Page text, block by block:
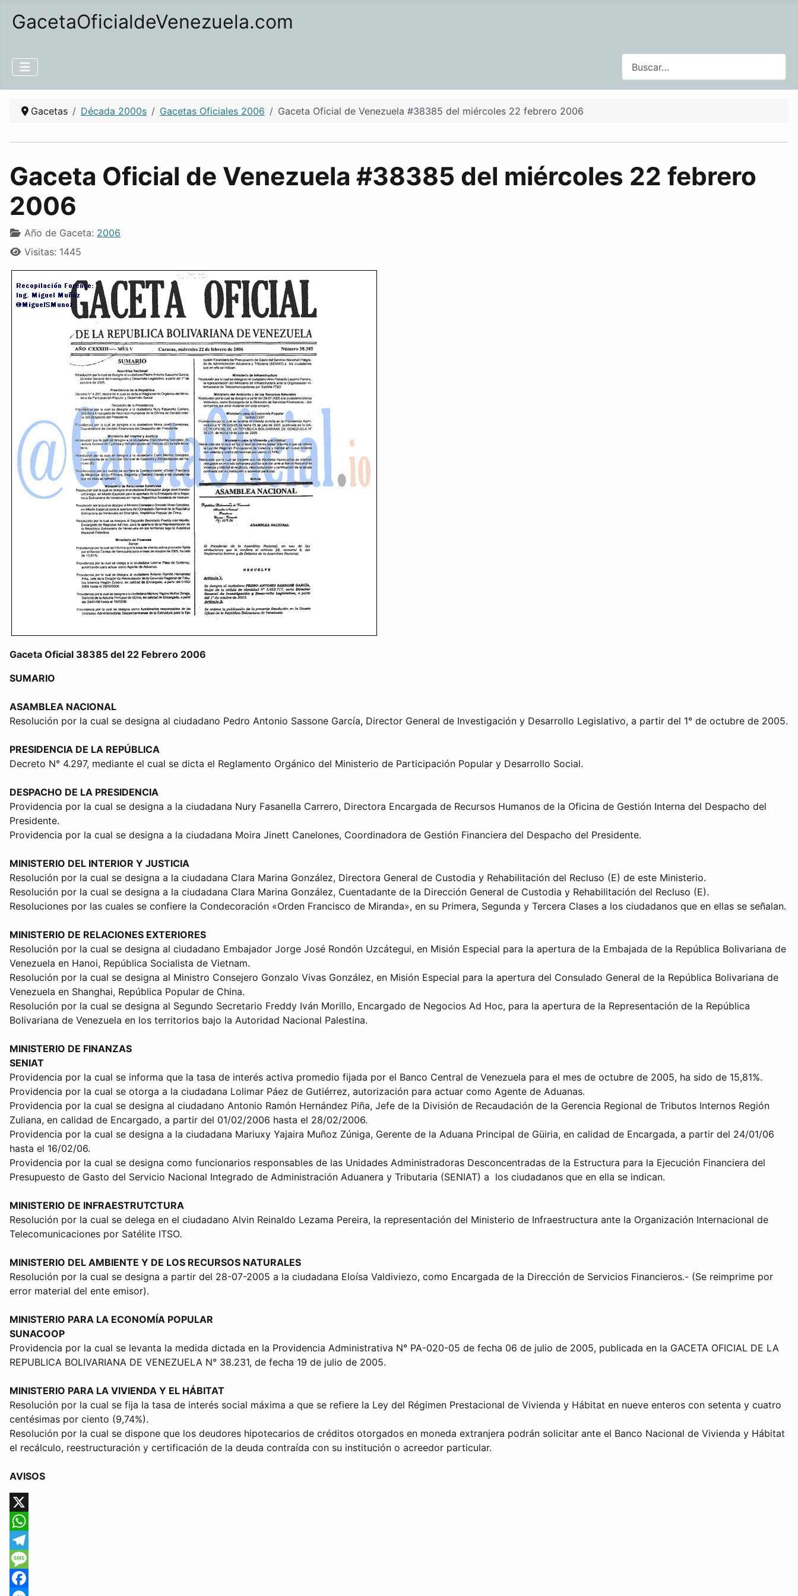
GacetaOficialdeVenezuela.com
Gacetas Década 2000s Gacetas Oficiales 2006 Gaceta Oficial de Venezuela #38385 del miércoles 22 febrero 2006
Gaceta Oficial de Venezuela #38385 del miércoles 22 febrero
2006
Año de Gaceta: 2006
Visitas: 1445
Gaceta Oficial 38385 del 22 Febrero 2006
SUMARIO
ASAMBLEA NACIONAL
Resolución por la cual se designa al ciudadano Pedro Antonio Sassone García, Director General de Investigación y Desarrollo Legislativo, a partir del 1° de octubre de 2005.
PRESIDENCIA DE LA REPÚBLICA
Decreto N° 4.297, mediante el cual se dicta el Reglamento Orgánico del Ministerio de Participación Popular y Desarrollo Social.
DESPACHO DE LA PRESIDENCIA
Providencia por la cual se designa a la ciudadana Nury Fasanella Carrero, Directora Encargada de Recursos Humanos de la Oficina de Gestión Interna del Despacho del
Presidente.
Providencia por la cual se designa a la ciudadana Moira Jinett Canelones, Coordinadora de Gestión Financiera del Despacho del Presidente.
MINISTERIO DEL INTERIOR Y JUSTICIA
Resolución por la cual se designa a la ciudadana Clara Marina González, Directora General de Custodia y Rehabilitación del Recluso (E) de este Ministerio.
Resolución por la cual se designa a la ciudadana Clara Marina González, Cuentadante de la Dirección General de Custodia y Rehabilitación del Recluso (E).
Resoluciones por las cuales se confiere la Condecoración «Orden Francisco de Miranda», en su Primera, Segunda y Tercera Clases a los ciudadanos que en ellas se señalan.
MINISTERIO DE RELACIONES EXTERIORES
Resolución por la cual se designa al ciudadano Embajador Jorge José Rondón Uzcátegui, en Misión Especial para la apertura de la Embajada de la República Bolivariana de
Venezuela en Hanoi, República Socialista de Vietnam.
Resolución por la cual se designa al Ministro Consejero Gonzalo Vivas González, en Misión Especial para la apertura del Consulado General de la República Bolivariana de
Venezuela en Shanghai, República Popular de China.
Resolución por la cual se designa al Segundo Secretario Freddy Iván Morillo, Encargado de Negocios Ad Hoc, para la apertura de la Representación de la República
Bolivariana de Venezuela en los territorios bajo la Autoridad Nacional Palestina.
MINISTERIO DE FINANZAS
SENIAT
Providencia por la cual se informa que la tasa de interés activa promedio fijada por el Banco Central de Venezuela para el mes de octubre de 2005, ha sido de 15,81%.
Providencia por la cual se otorga a la ciudadana Lolimar Páez de Gutiérrez, autorización para actuar como Agente de Aduanas.
Providencia por la cual se designa al ciudadano Antonio Ramón Hernández Piña, Jefe de la División de Recaudación de la Gerencia Regional de Tributos Internos Región
Zuliana, en calidad de Encargado, a partir del 01/02/2006 hasta el 28/02/2006.
Providencia por la cual se designa a la ciudadana Mariuxy Yajaira Muñoz Zúniga, Gerente de la Aduana Principal de Güiria, en calidad de Encargada, a partir del 24/01/06
hasta el 16/02/06.
Providencia por la cual se designa como funcionarios responsables de las Unidades Administradoras Desconcentradas de la Estructura para la Ejecución Financiera del
Presupuesto de Gasto del Servicio Nacional Integrado de Administración Aduanera y Tributaria (SENIAT) a los ciudadanos que en ella se indican.
MINISTERIO DE INFRAESTRUTCTURA
Resolución por la cual se delega en el ciudadano Alvin Reinaldo Lezama Pereira, la representación del Ministerio de Infraestructura ante la Organización Internacional de
Telecomunicaciones por Satélite ITSO.
MINISTERIO DEL AMBIENTE Y DE LOS RECURSOS NATURALES
Resolución por la cual se designa a partir del 28-07-2005 a la ciudadana Eloísa Valdiviezo, como Encargada de la Dirección de Servicios Financieros.- (Se reimprime por
error material del ente emisor).
MINISTERIO PARA LA ECONOMÍA POPULAR
SUNACOOP
Providencia por la cual se levanta la medida dictada en la Providencia Administrativa N° PA-020-05 de fecha 06 de julio de 2005, publicada en la GACETA OFICIAL DE LA
REPUBLICA BOLIVARIANA DE VENEZUELA N° 38.231, de fecha 19 de julio de 2005.
MINISTERIO PARA LA VIVIENDA Y EL HÁBITAT
Resolución por la cual se fija la tasa de interés social máxima a que se refiere la Ley del Régimen Prestacional de Vivienda y Hábitat en nueve enteros con setenta y cuatro
centésimas por ciento (9,74%).
Resolución por la cual se dispone que los deudores hipotecarios de créditos otorgados en moneda extranjera podrán solicitar ante el Banco Nacional de Vivienda y Hábitat
el recálculo, reestructuración y certificación de la deuda contraída con su institución o acreedor particular.
AVISOS
X
WhatsApp
Telegram
Message